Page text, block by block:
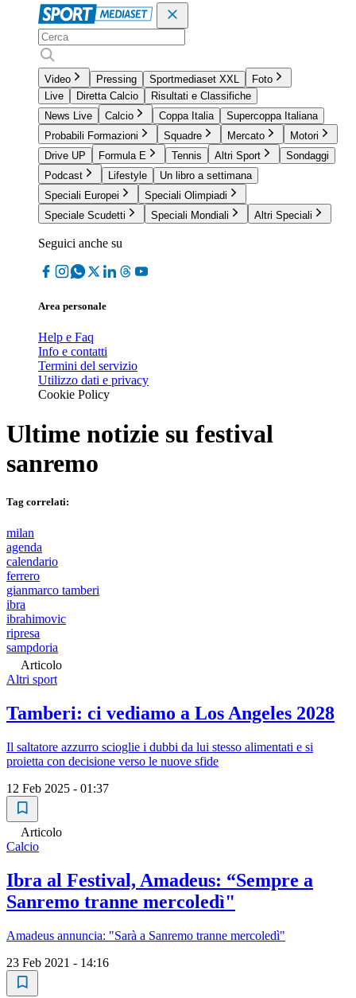
Video Pressing Sportmediaset XXL
Foto
Live
Diretta Calcio
Risultati e Classifiche
News Live
Calcio Coppa Italia
Supercoppa Italiana
Probabili Formazioni
Squadre Mercato
Motori
Drive UP
Formula E Tennis Altri Sport
Sondaggi
Podcast
Lifestyle
Un libro a settimana
Speciali Europei
Speciali Olimpiadi
Speciale Scudetti
Speciali Mondiali Altri Speciali
Seguici anche su
Area personale
Help e Faq
Info e contatti
Termini del servizio
Utilizzo dati e privacy
Cookie Policy
Ultime notizie su festival
sanremo
Tag correlati:
milan
agenda
calendario
ferrero
gianmarco tamberi
ibra
ibrahimovic
ripresa
sampdoria
Articolo
Altri sport
Tamberi: ci vediamo a Los Angeles 2028
Il saltatore azzurro scioglie i dubbi da lui stesso alimentati e si
proietta con decisione verso le nuove sfide
12 Feb 2025 - 01:37
Articolo
Calcio
Ibra al Festival, Amadeus: “Sempre a
Sanremo tranne mercoledì"
Amadeus annuncia: "Sarà a Sanremo tranne mercoledì"
23 Feb 2021 - 14:16